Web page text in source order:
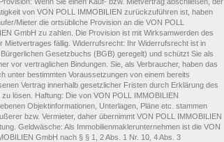
von VON POLL IMMOBILIEN zurückzuführen ist, haben
Mieter die ortsübliche Provision an die VON POLL
GmbH zu zahlen. Die Provision ist mit Wirksamwerden des
Mietvertrages fällig. Widerrufsrecht: Ihr Widerrufsrecht ist in
Gesetzbuchs (BGB) geregelt) und schützt Sie als
vor vertraglichen Bindungen. Sie, als Verbraucher, haben das
unter bestimmten Voraussetzungen von einem bereits
Vertrag innerhalb gesetzlicher Fristen durch Erklärung des
lösen. Haftung: Die von VON POLL IMMOBILIEN
Objektinformationen, Unterlagen, Pläne etc. stammen
bzw. Vermieter, daher übernimmt VON POLL IMMOBILIEN
Geldwäsche: Als Immobilienmaklerunternehmen ist die VON
GmbH nach § § 1, 2 Abs. 1 Nr. 10, 4 Abs. 3